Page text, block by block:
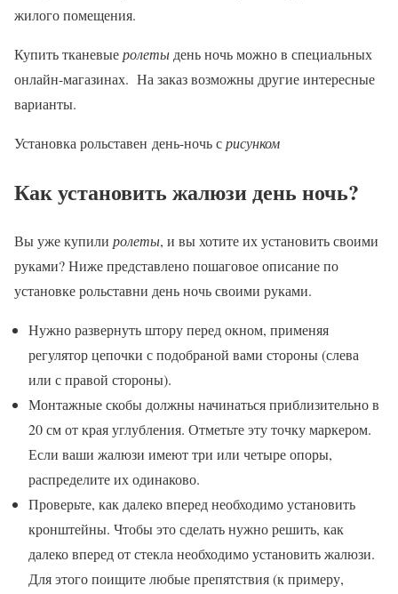
жилого помещения.
Купить тканевыеролеты день ночь можно в специальных
онлайн-магазинах. На заказ возможны другие интересные
варианты.
Установка рольставен день-ночь срисунком
Как установить жалюзи день ночь?
Вы уже купили ролеты, и вы хотите их установить своими
руками? Ниже представлено пошаговое описание по
установке рольставни день ночь своими руками.
Нужно развернуть штору перед окном, применяя
регулятор цепочки с подобраной вами стороны (слева
или с правой стороны).
Монтажные скобы должны начинаться приблизительно в
20 см от края углубления. Отметьте эту точку маркером.
Если ваши жалюзи имеют три или четыре опоры,
распределите их одинаково.
Проверьте, как далеко вперед необходимо установить
кронштейны. Чтобы это сделать нужно решить, как
далеко вперед от стекла необходимо установить жалюзи.
Для этого поищите любые препятствия (к примеру,